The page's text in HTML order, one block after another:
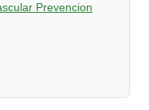
Prevencion